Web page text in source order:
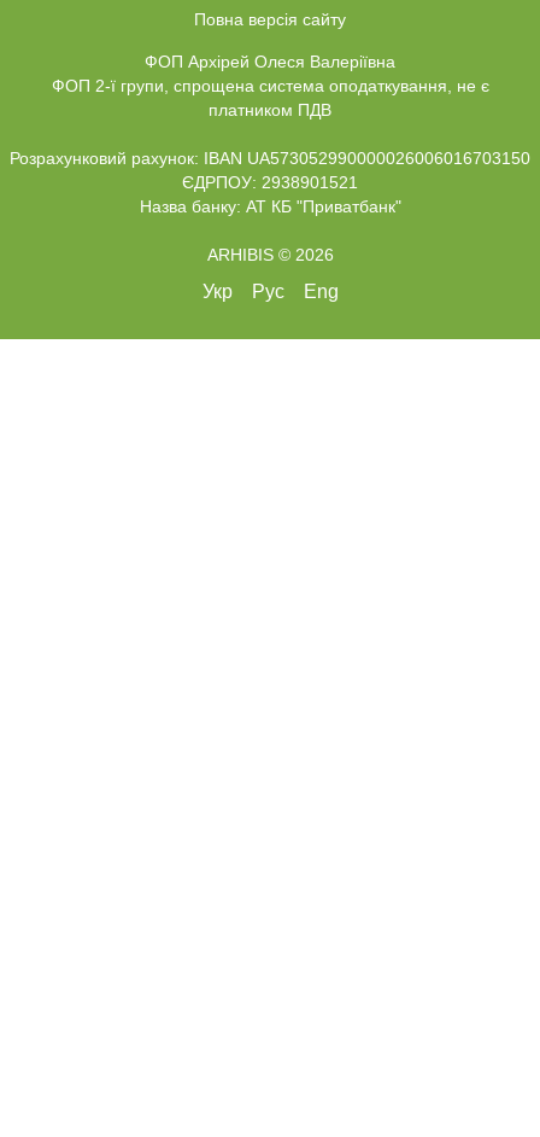
Повна версія сайту
ФОП Архірей Олеся Валеріївна
ФОП 2-ї групи, спрощена система оподаткування, не є
платником ПДВ
Розрахунковий рахунок: IBAN UA573052990000026006016703150
ЄДРПОУ: 2938901521
Назва банку: АТ КБ "Приватбанк"
ARHIBIS © 2026
Укр Рус Eng